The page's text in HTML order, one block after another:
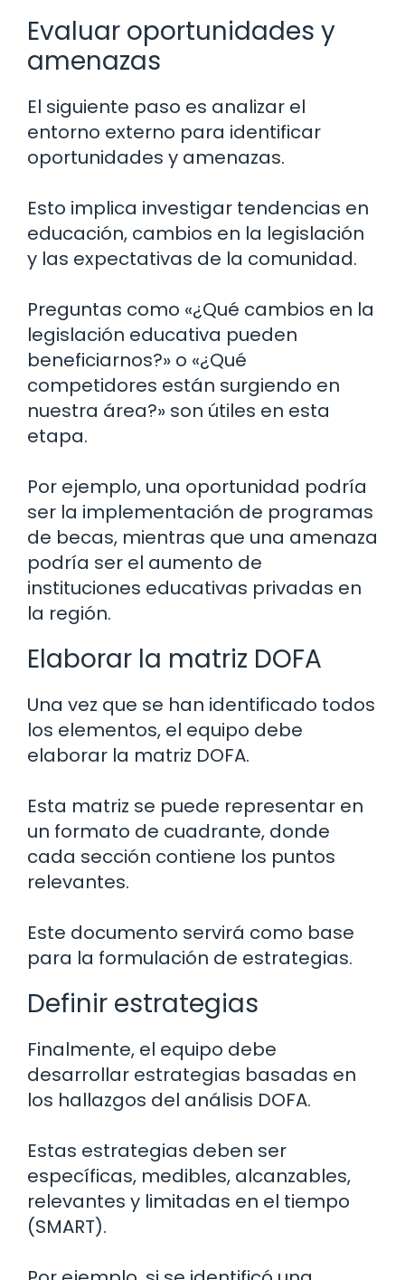
Evaluar oportunidades y
amenazas
El siguiente paso es analizar el
entorno externo para identificar
oportunidades y amenazas.
Esto implica investigar tendencias en
educación, cambios en la legislación
y las expectativas de la comunidad.
Preguntas como «¿Qué cambios en la
legislación educativa pueden
beneficiarnos?» o «¿Qué
competidores están surgiendo en
nuestra área?» son útiles en esta
etapa.
Por ejemplo, una oportunidad podría
ser la implementación de programas
de becas, mientras que una amenaza
podría ser el aumento de
instituciones educativas privadas en
la región.
Elaborar la matriz DOFA
Una vez que se han identificado todos
los elementos, el equipo debe
elaborar la matriz DOFA.
Esta matriz se puede representar en
un formato de cuadrante, donde
cada sección contiene los puntos
relevantes.
Este documento servirá como base
para la formulación de estrategias.
Definir estrategias
Finalmente, el equipo debe
desarrollar estrategias basadas en
los hallazgos del análisis DOFA.
Estas estrategias deben ser
específicas, medibles, alcanzables,
relevantes y limitadas en el tiempo
(SMART).